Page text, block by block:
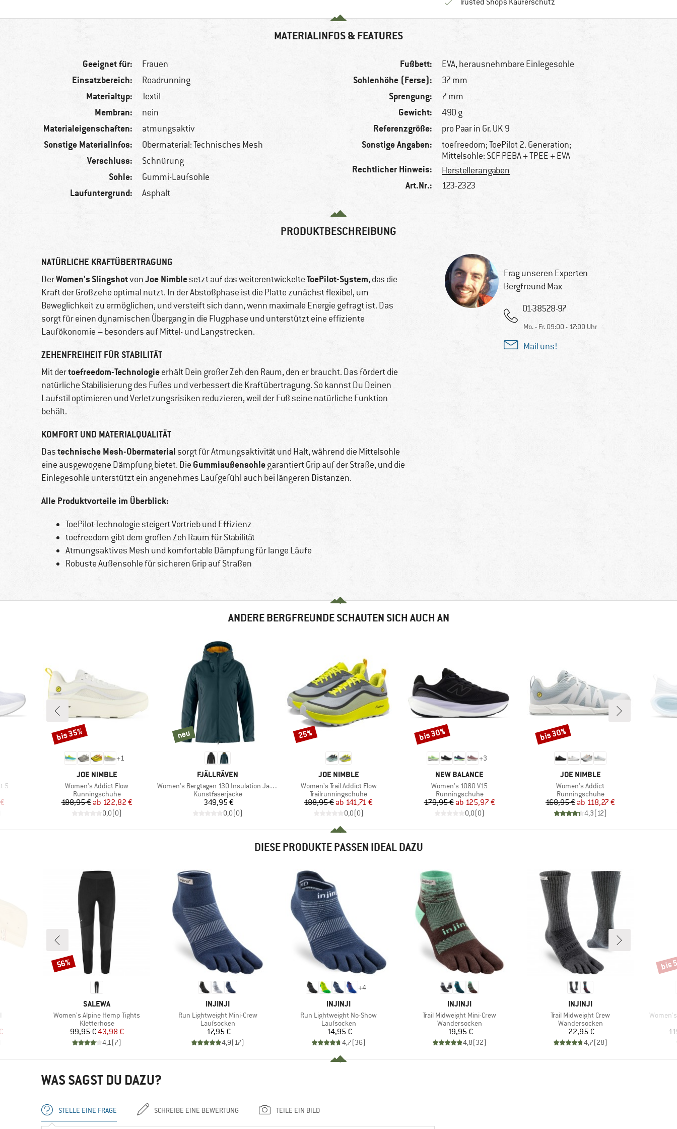
Trusted Shops Käuferschutz
MATERIALINFOS & FEATURES
Geeignet für: Frauen
Einsatzbereich: Roadrunning
Materialtyp: Textil
Membran: nein
Materialeigenschaften: atmungsaktiv
Sonstige Materialinfos: Obermaterial: Technisches Mesh
Verschluss: Schnürung
Sohle: Gummi-Laufsohle
Laufuntergrund: Asphalt
Fußbett: EVA, herausnehmbare Einlegesohle
Sohlenhöhe (Ferse): 37 mm
Sprengung: 7 mm
Gewicht: 490 g
Referenzgröße: pro Paar in Gr. UK 9
Sonstige Angaben:
toefreedom; ToePilot 2. Generation;
Mittelsohle: SCF PEBA + TPEE + EVA
Rechtlicher Hinweis: Herstellerangaben
Art.Nr.: 123-2323
PRODUKTBESCHREIBUNG
NATÜRLICHE KRAFTÜBERTRAGUNG
DerWomen'sSlingshotvonJoe Nimblesetzt auf das weiterentwickelteToePilot-System, das die
Kraft der Großzehe optimal nutzt. In der Abstoßphase ist die Platte zunächst flexibel, um
Beweglichkeit zu ermöglichen, und versteift sich dann, wenn maximale Energie gefragt ist. Das
sorgt für einen dynamischen Übergang in die Flugphase und unterstützt eine effiziente
Laufökonomie – besonders auf Mittel- und Langstrecken.
ZEHENFREIHEIT FÜR STABILITÄT
Mit dertoefreedom-Technologieerhält Dein großer Zeh den Raum, den er braucht. Das fördert die
natürliche Stabilisierung des Fußes und verbessert die Kraftübertragung. So kannst Du Deinen
Laufstil optimieren und Verletzungsrisiken reduzieren, weil der Fuß seine natürliche Funktion
behält.
KOMFORT UND MATERIALQUALITÄT
Dastechnische Mesh-Obermaterial sorgt für Atmungsaktivität und Halt, während die Mittelsohle
eine ausgewogene Dämpfung bietet. Die Gummiaußensohlegarantiert Grip auf der Straße, und die
Einlegesohle unterstützt ein angenehmes Laufgefühl auch bei längeren Distanzen.
Alle Produktvorteile im Überblick:
ToePilot-Technologie steigert Vortrieb und Effizienz
toefreedom gibt dem großen Zeh Raum für Stabilität
Atmungsaktives Mesh und komfortable Dämpfung für lange Läufe
Robuste Außensohle für sicheren Grip auf Straßen
Frag unseren Experten
Bergfreund Max
01-38528-97
Mo. - Fr. 09:00 - 17:00 Uhr
Mail uns!
ANDERE BERGFREUNDE SCHAUTEN SICH AUCH AN
5
Preis
+1
MARKE
JOE NIMBLE
Artikel
Women's Addict Flow
Produktgruppe
Runningschuhe
Preis
188,95 € reduzierter Preis
ab 122,82 €
0,0(0)
Rabatt
bis 35%
MARKE
FJÄLLRÄVEN
Artikel
Women's Bergtagen 130 Insulation Jacket
Produktgruppe
Kunstfaserjacke
Preis
349,95 €
0,0(0)
neu
neu
MARKE
JOE NIMBLE
Artikel
Women's Trail Addict Flow
Produktgruppe
Trailrunningschuhe
Preis
188,95 € reduzierter Preis
ab 141,71 €
0,0(0)
Rabatt
25%
+3
MARKE
NEW BALANCE
Artikel
Women's 1080 V15
Produktgruppe
Runningschuhe
Preis
179,95 € reduzierter Preis
ab 125,97 €
0,0(0)
Rabatt
bis 30%
MARKE
JOE NIMBLE
Artikel
Women's Addict
Produktgruppe
Runningschuhe
Preis
168,95 € reduzierter Preis
ab 118,27 €
4,3( 12)
Rabatt
bis 30%
DIESE PRODUKTE PASSEN IDEAL DAZU
Preis
MARKE
SALEWA
Artikel
Women's Alpine Hemp Tights
Produktgruppe
Kletterhose
Preis
99,95 €reduzierter Preis
43,98 €
4,1(7)
Rabatt
56%
MARKE
INJINJI
Artikel
Run Lightweight Mini-Crew
Produktgruppe
Laufsocken
Preis
17,95 €
4,9( 17)
+4
MARKE
INJINJI
Artikel
Run Lightweight No-Show
Produktgruppe
Laufsocken
Preis
14,95 €
4,7(36)
MARKE
INJINJI
Artikel
Trail Midweight Mini-Crew
Produktgruppe
Wandersocken
Preis
19,95 €
4,8(32)
MARKE
INJINJI
Artikel
Trail Midweight Crew
Produktgruppe
Wandersocken
Preis
22,95 €
4,7(28)
Artikel
bis
WAS SAGST DU DAZU?
STELLE EINE FRAGE SCHREIBE EINE BEWERTUNG TEILE EIN BILD